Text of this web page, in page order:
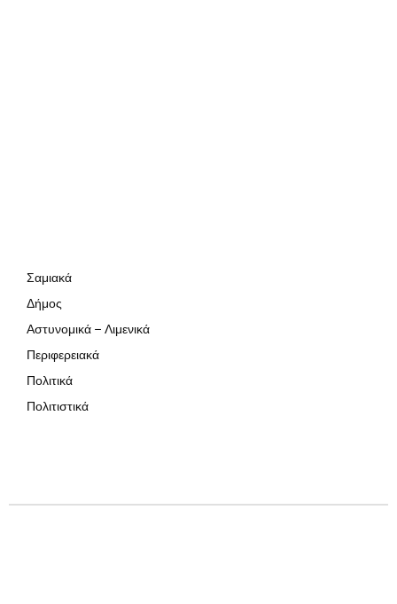
Σαμιακά
Δήμος
Αστυνομικά – Λιμενικά
Περιφερειακά
Πολιτικά
Πολιτιστικά